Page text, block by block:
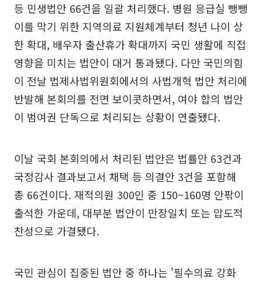
등 민생법안 66건을 일괄 처리했다. 병원 응급실 뺑뺑
이를 막기 위한 지역의료 지원체계부터 청년 나이 상
한 확대, 배우자 출산휴가 확대까지 국민 생활에 직접
영향을 미치는 법안이 대거 통과됐다. 다만 국민의힘
이 전날 법제사법위원회에서의 사법개혁 법안 처리에
반발해 본회의를 전면 보이콧하면서, 여야 합의 법안
이 범여권 단독으로 처리되는 상황이 연출됐다.
이날 국회 본회의에서 처리된 법안은 법률안 63건과
국정감사 결과보고서 채택 등 의결안 3건을 포함해
총 66건이다. 재적의원 300인 중 150~160명 안팎이
출석한 가운데, 대부분 법안이 만장일치 또는 압도적
찬성으로 가결됐다.
국민 관심이 집중된 법안 중 하나는 '필수의료 강화